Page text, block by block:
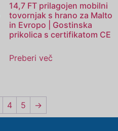
14,7 FT prilagojen mobilni
tovornjak s hrano za Malto
in Evropo | Gostinska
prikolica s certifikatom CE
Preberi več
4 5 →